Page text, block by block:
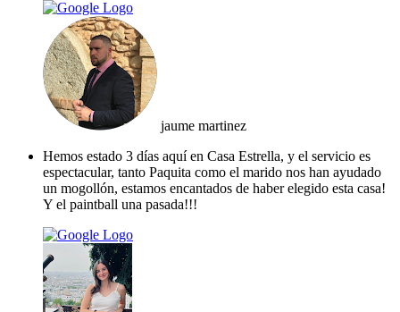
jaume martinez
Hemos estado 3 días aquí en Casa Estrella, y el servicio es
espectacular, tanto Paquita como el marido nos han ayudado
un mogollón, estamos encantados de haber elegido esta casa!
Y el paintball una pasada!!!